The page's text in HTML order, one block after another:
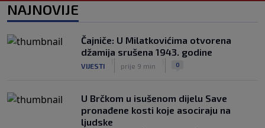
Dalić će postati najskuplji hrvatski
trener u historiji i jedan od najplaćenijih
selektora svijeta
NAJNOVIJE
Čajniče: U Milatkovićima otvorena
džamija srušena 1943. godine
VIJESTI prije 9 min 0
U Brčkom u isušenom dijelu Save
pronađene kosti koje asociraju na
ljudske